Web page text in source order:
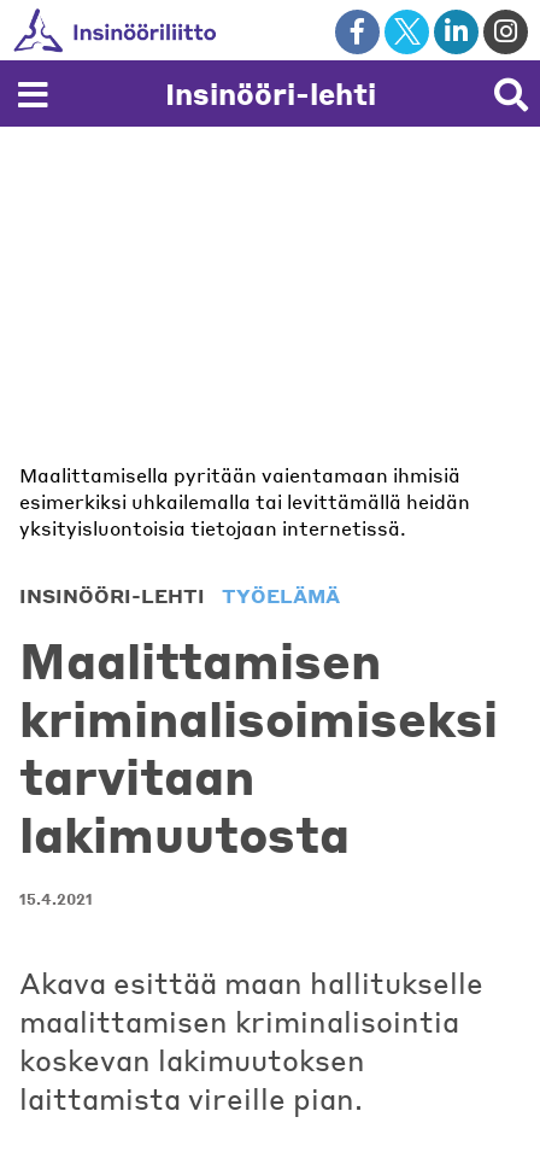
Skip
to
content
Insinööri-lehti
Maalittamisella pyritään vaientamaan ihmisiä
esimerkiksi uhkailemalla tai levittämällä heidän
yksityisluontoisia tietojaan internetissä.
INSINÖÖRI-LEHTI TYÖELÄMÄ
Maalittamisen
kriminalisoimiseksi
tarvitaan
lakimuutosta
15.4.2021
Akava esittää maan hallitukselle
maalittamisen kriminalisointia
koskevan lakimuutoksen
laittamista vireille pian.